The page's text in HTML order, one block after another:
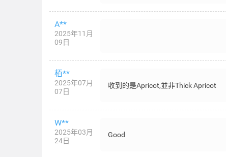
A**
2025年11月
09日
栢**
2025年07月
07日
收到的是Apricot,並非Thick Apricot
W**
2025年03月
24日
Good